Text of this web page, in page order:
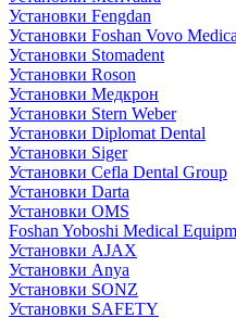
Установки Fengdan
Установки Foshan Vovo
Установки Stomadent
Установки Roson
Установки Медкрон
Установки Stern Weber
Установки Diplomat Dental
Установки Siger
Установки Cefla Dental Group
Установки Darta
Установки OMS
Foshan Yoboshi Medical
Установки AJAX
Установки Anya
Установки SONZ
Установки SAFETY